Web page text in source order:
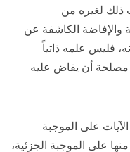
ذلك لغيره من
والإفاضة الكاشفة عن
فليس علمه ذاتياً
مصلحة أن يفاض عليه
على الموجبة
على الموجبة الجزئية،